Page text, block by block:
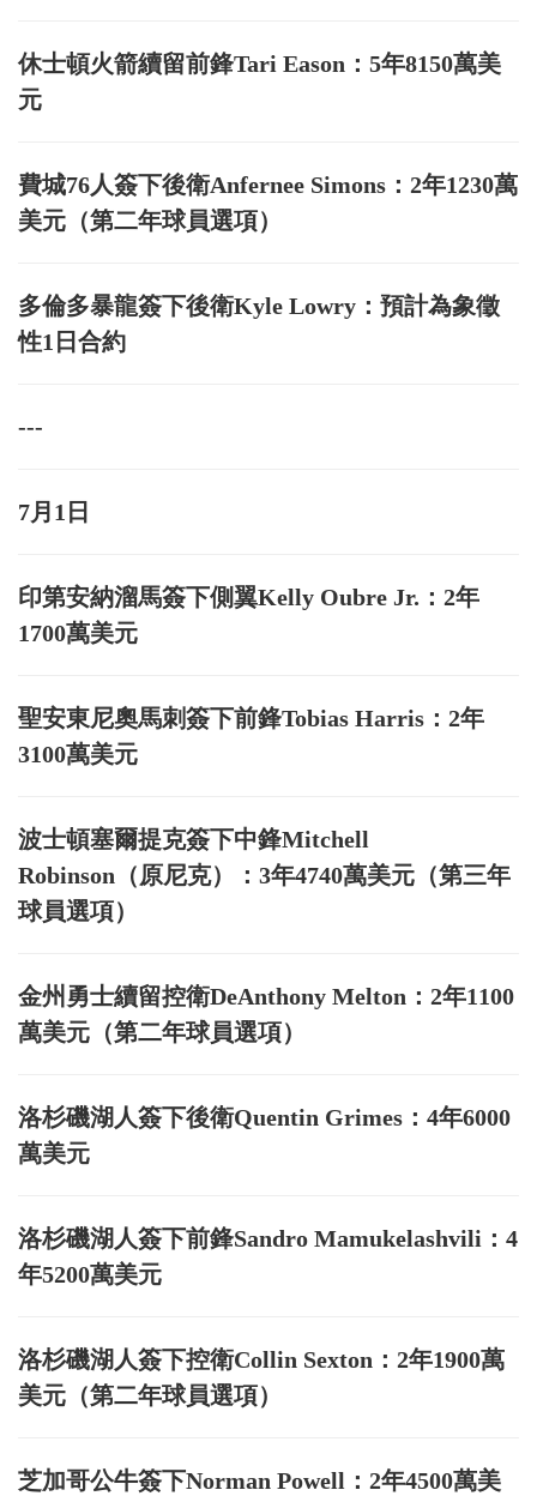
休士頓火箭續留前鋒Tari Eason：5年8150萬美
元
費城76人簽下後衛Anfernee Simons：2年1230萬
美元（第二年球員選項）
多倫多暴龍簽下後衛Kyle Lowry：預計為象徵
性1日合約
---
7月1日
印第安納溜馬簽下側翼Kelly Oubre Jr.：2年
1700萬美元
聖安東尼奧馬刺簽下前鋒Tobias Harris：2年
3100萬美元
波士頓塞爾提克簽下中鋒Mitchell
Robinson（原尼克）：3年4740萬美元（第三年
球員選項）
金州勇士續留控衛DeAnthony Melton：2年1100
萬美元（第二年球員選項）
洛杉磯湖人簽下後衛Quentin Grimes：4年6000
萬美元
洛杉磯湖人簽下前鋒Sandro Mamukelashvili：4
年5200萬美元
洛杉磯湖人簽下控衛Collin Sexton：2年1900萬
美元（第二年球員選項）
芝加哥公牛簽下Norman Powell：2年4500萬美